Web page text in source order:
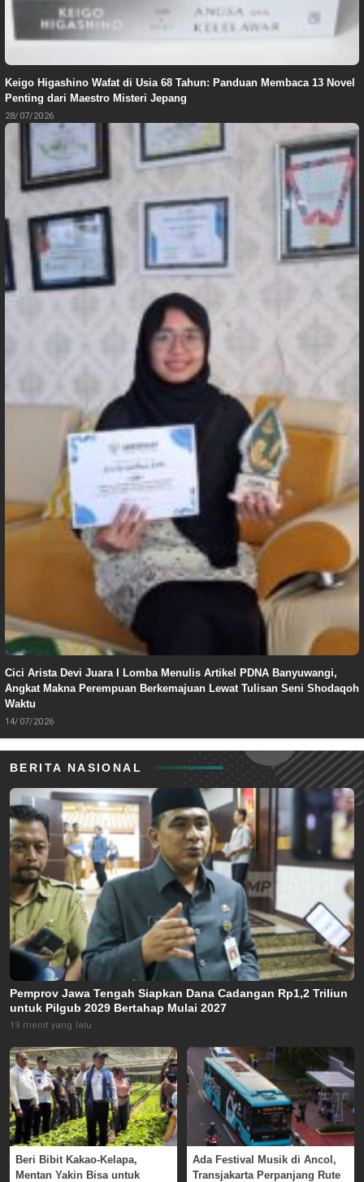
Keigo Higashino Wafat di Usia 68 Tahun: Panduan Membaca 13 Novel
Penting dari Maestro Misteri Jepang
28/07/2026
Cici Arista Devi Juara I Lomba Menulis Artikel PDNA Banyuwangi,
Angkat Makna Perempuan Berkemajuan Lewat Tulisan Seni Shodaqoh
Waktu
14/07/2026
BERITA NASIONAL
Pemprov Jawa Tengah Siapkan Dana Cadangan Rp1,2 Triliun
untuk Pilgub 2029 Bertahap Mulai 2027
19 menit yang lalu
Beri Bibit Kakao-Kelapa,
Mentan Yakin Bisa untuk
Ada Festival Musik di Ancol,
Transjakarta Perpanjang Rute